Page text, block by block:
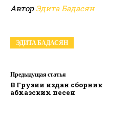
Автор Эдита Бадасян
ЭДИТА БАДАСЯН
Предыдущая статья
В Грузии издан сборник
абхазских песен